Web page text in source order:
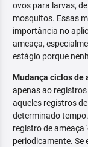
ovos para larvas,
mosquitos. Essas
importância no
ameaça,
estágio porque
Mudança ciclos de
apenas ao
aqueles registros
determinado
registro de ameaça
periodicamente. Se